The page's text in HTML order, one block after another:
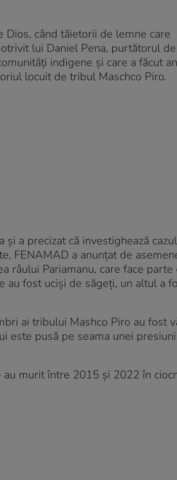
când tăietorii de lemne care
lui Daniel Pena, purtătorul
indigene și care a făcut
locuit de tribul Maschco Piro.
a precizat că investighează cazul
FENAMAD a anunțat de
râului Pariamanu, care face parte
au fost uciși de săgeți, un altul a
ai tribului Mashco Piro au fost
este pusă pe seama unei presiuni
murit între 2015 și 2022 în